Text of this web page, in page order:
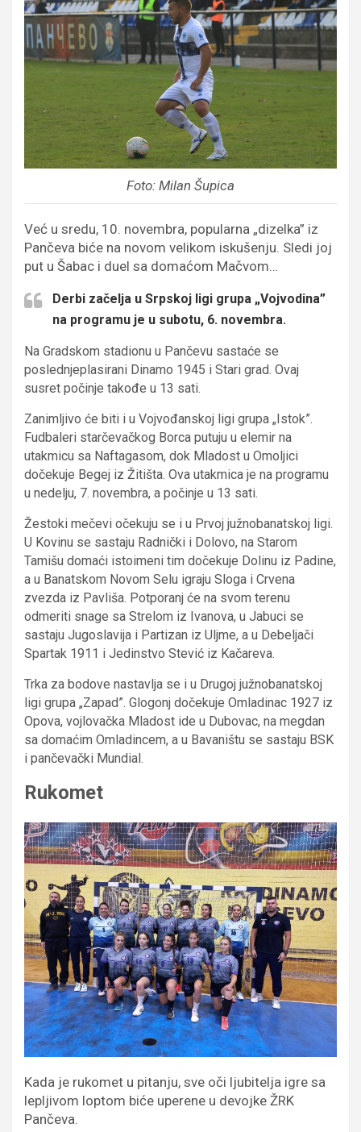
Foto: Milan Šupica
Već u sredu, 10. novembra, popularna „dizelka” iz
Pančeva biće na novom velikom iskušenju. Sledi joj
put u Šabac i duel sa domaćom Mačvom…
Derbi začelja u Srpskoj ligi grupa „Vojvodina”
na programu je u subotu, 6. novembra.
Na Gradskom stadionu u Pančevu sastaće se
poslednjeplasirani Dinamo 1945 i Stari grad. Ovaj
susret počinje takođe u 13 sati.
Zanimljivo će biti i u Vojvođanskoj ligi grupa „Istok”.
Fudbaleri starčevačkog Borca putuju u elemir na
utakmicu sa Naftagasom, dok Mladost u Omoljici
dočekuje Begej iz Žitišta. Ova utakmica je na programu
u nedelju, 7. novembra, a počinje u 13 sati.
Žestoki mečevi očekuju se i u Prvoj južnobanatskoj ligi.
U Kovinu se sastaju Radnički i Dolovo, na Starom
Tamišu domaći istoimeni tim dočekuje Dolinu iz Padine,
a u Banatskom Novom Selu igraju Sloga i Crvena
zvezda iz Pavliša. Potporanj će na svom terenu
odmeriti snage sa Strelom iz Ivanova, u Jabuci se
sastaju Jugoslavija i Partizan iz Uljme, a u Debeljači
Spartak 1911 i Jedinstvo Stević iz Kačareva.
Trka za bodove nastavlja se i u Drugoj južnobanatskoj
ligi grupa „Zapad”. Glogonj dočekuje Omladinac 1927 iz
Opova, vojlovačka Mladost ide u Dubovac, na megdan
sa domaćim Omladincem, a u Bavaništu se sastaju BSK
i pančevački Mundial.
Rukomet
Kada je rukomet u pitanju, sve oči ljubitelja igre sa
lepljivom loptom biće uperene u devojke ŽRK
Pančeva.